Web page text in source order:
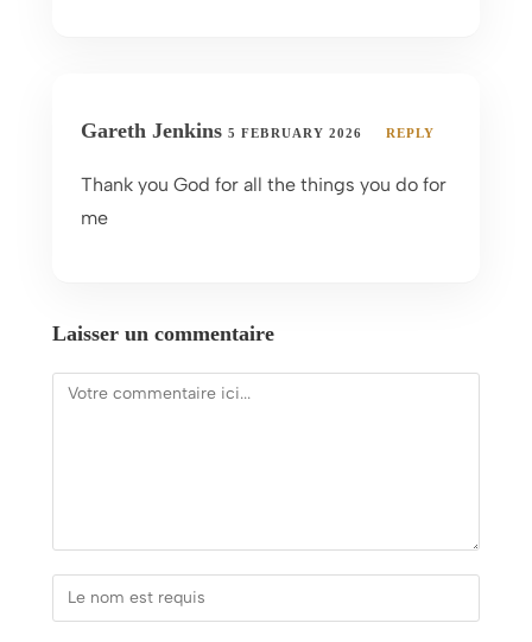
Gareth Jenkins 5 FEBRUARY 2026 REPLY
Thank you God for all the things you do for
me
Laisser un commentaire